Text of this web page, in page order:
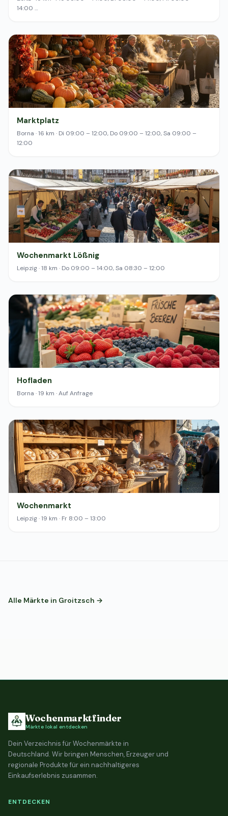
14:00 …
Marktplatz
Borna · 16 km · Di 09:00 – 12:00, Do 09:00 – 12:00, Sa 09:00 –
12:00
Wochenmarkt Lößnig
Leipzig · 18 km · Do 09:00 – 14:00, Sa 08:30 – 12:00
Hofladen
Borna · 19 km · Auf Anfrage
Wochenmarkt
Leipzig · 19 km · Fr 8:00 – 13:00
Alle Märkte in Groitzsch →
Wochenmarktfinder
Märkte lokal entdecken
Dein Verzeichnis für Wochenmärkte in
Deutschland. Wir bringen Menschen, Erzeuger und
regionale Produkte für ein nachhaltigeres
Einkaufserlebnis zusammen.
ENTDECKEN